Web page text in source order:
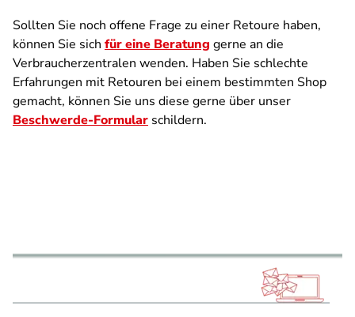
Sollten Sie noch offene Frage zu einer Retoure haben,
können Sie sich für eine Beratung gerne an die
Verbraucherzentralen wenden. Haben Sie schlechte
Erfahrungen mit Retouren bei einem bestimmten Shop
gemacht, können Sie uns diese gerne über unser
Beschwerde-Formular schildern.